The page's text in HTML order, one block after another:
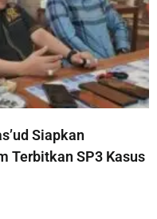
Siapkan
Terbitkan SP3 Kasus